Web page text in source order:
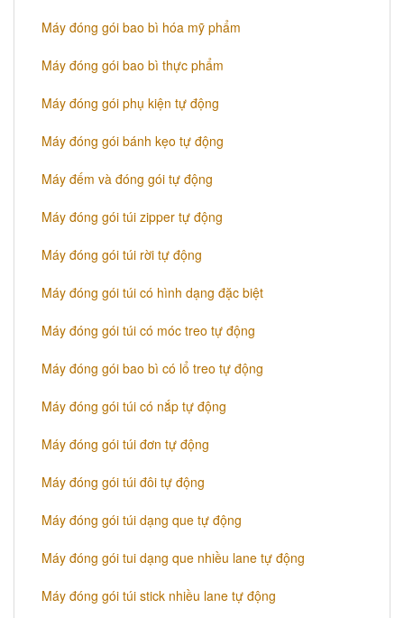
Máy đóng gói bao bì hóa mỹ phẩm
Máy đóng gói bao bì thực phẩm
Máy đóng gói phụ kiện tự động
Máy đóng gói bánh kẹo tự động
Máy đếm và đóng gói tự động
Máy đóng gói túi zipper tự động
Máy đóng gói túi rời tự động
Máy đóng gói túi có hình dạng đặc biệt
Máy đóng gói túi có móc treo tự động
Máy đóng gói bao bì có lổ treo tự động
Máy đóng gói túi có nắp tự động
Máy đóng gói túi đơn tự động
Máy đóng gói túi đôi tự động
Máy đóng gói túi dạng que tự động
Máy đóng gói tui dạng que nhiều lane tự động
Máy đóng gói túi stick nhiều lane tự động